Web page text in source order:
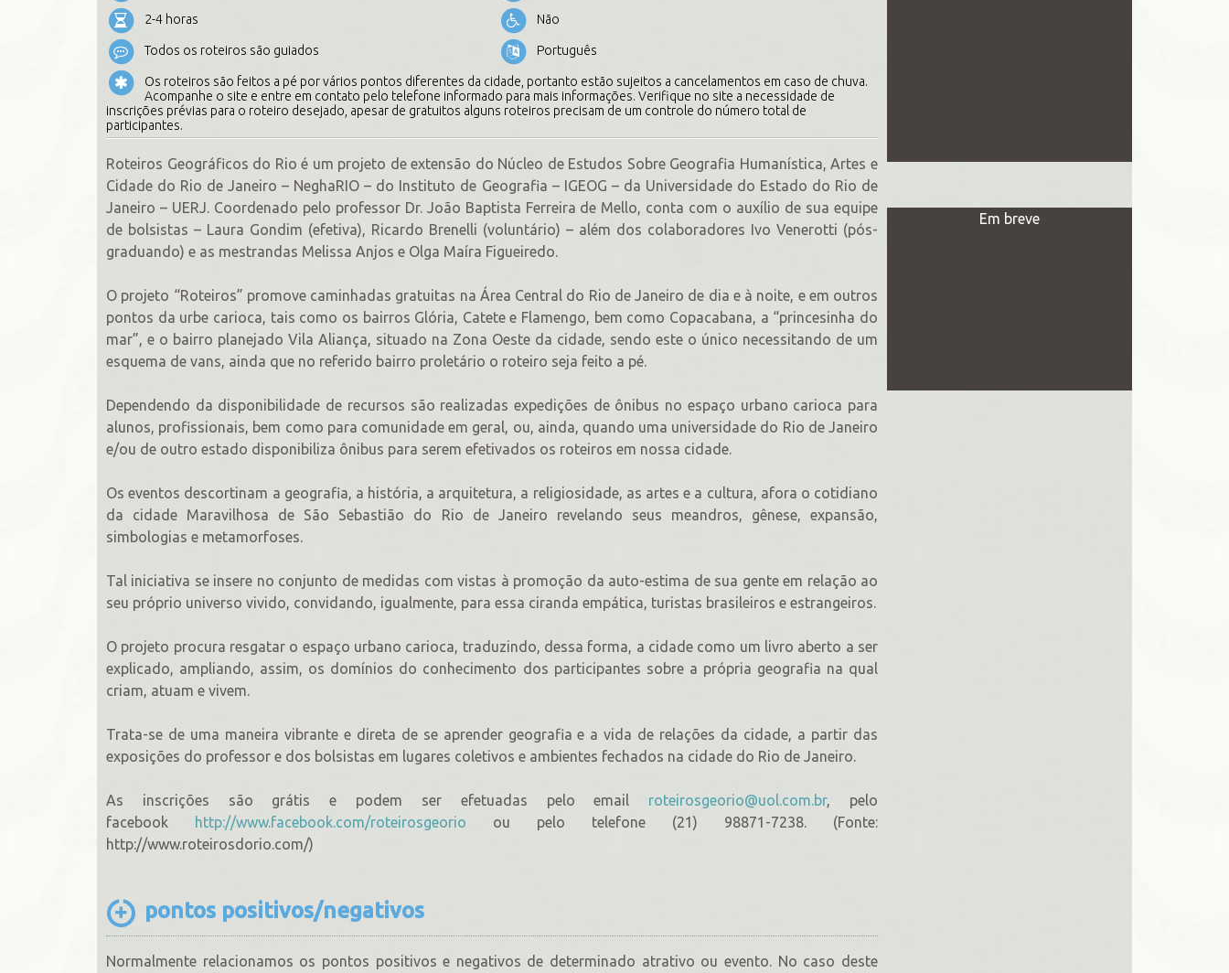
2-4 horas Não
Todos os roteiros são guiados Português
Os roteiros são feitos a pé por vários pontos diferentes da cidade, portanto estão sujeitos a cancelamentos em caso de chuva.
Acompanhe o site e entre em contato pelo telefone informado para mais informações. Verifique no site a necessidade de
inscrições prévias para o roteiro desejado, apesar de gratuitos alguns roteiros precisam de um controle do número total de
participantes.
Roteiros Geográficos do Rio é um projeto de extensão do Núcleo de Estudos Sobre Geografia Humanística, Artes e
Cidade do Rio de Janeiro – NeghaRIO – do Instituto de Geografia – IGEOG – da Universidade do Estado do Rio de
Janeiro – UERJ. Coordenado pelo professor Dr. João Baptista Ferreira de Mello, conta com o auxílio de sua equipe
de bolsistas – Laura Gondim (efetiva), Ricardo Brenelli (voluntário) – além dos colaboradores Ivo Venerotti (pós-
graduando) e as mestrandas Melissa Anjos e Olga Maíra Figueiredo.
O projeto “Roteiros” promove caminhadas gratuitas na Área Central do Rio de Janeiro de dia e à noite, e em outros
pontos da urbe carioca, tais como os bairros Glória, Catete e Flamengo, bem como Copacabana, a “princesinha do
mar”, e o bairro planejado Vila Aliança, situado na Zona Oeste da cidade, sendo este o único necessitando de um
esquema de vans, ainda que no referido bairro proletário o roteiro seja feito a pé.
Dependendo da disponibilidade de recursos são realizadas expedições de ônibus no espaço urbano carioca para
alunos, profissionais, bem como para comunidade em geral, ou, ainda, quando uma universidade do Rio de Janeiro
e/ou de outro estado disponibiliza ônibus para serem efetivados os roteiros em nossa cidade.
Os eventos descortinam a geografia, a história, a arquitetura, a religiosidade, as artes e a cultura, afora o cotidiano
da cidade Maravilhosa de São Sebastião do Rio de Janeiro revelando seus meandros, gênese, expansão,
simbologias e metamorfoses.
Tal iniciativa se insere no conjunto de medidas com vistas à promoção da auto-estima de sua gente em relação ao
seu próprio universo vivido, convidando, igualmente, para essa ciranda empática, turistas brasileiros e estrangeiros.
O projeto procura resgatar o espaço urbano carioca, traduzindo, dessa forma, a cidade como um livro aberto a ser
explicado, ampliando, assim, os domínios do conhecimento dos participantes sobre a própria geografia na qual
criam, atuam e vivem.
Trata-se de uma maneira vibrante e direta de se aprender geografia e a vida de relações da cidade, a partir das
exposições do professor e dos bolsistas em lugares coletivos e ambientes fechados na cidade do Rio de Janeiro.
As inscrições são grátis e podem ser efetuadas pelo email roteirosgeorio@uol.com.br, pelo
facebook
http://www.facebook.com/roteirosgeorio ou pelo telefone (21) 98871-7238. (Fonte:
http://www.roteirosdorio.com/)
pontos positivos/negativos
Normalmente relacionamos os pontos positivos e negativos de determinado atrativo ou evento. No caso deste
Em breve